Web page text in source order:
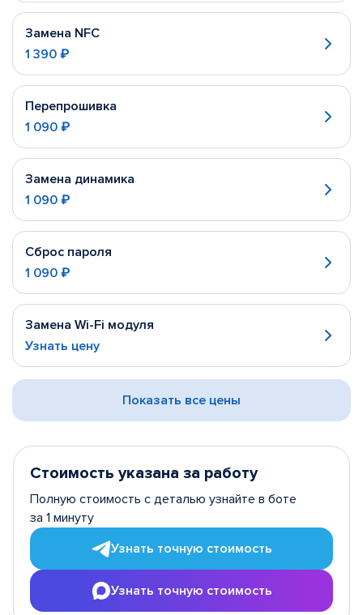
Замена NFC
1 390 ₽
Перепрошивка
1 090 ₽
Замена динамика
1 090 ₽
Сброс пароля
1 090 ₽
Замена Wi-Fi модуля
Узнать цену
Показать все цены
Стоимость указана за работу
Полную стоимость с деталью узнайте в боте
за 1 минуту
Узнать точную стоимость
Узнать точную стоимость